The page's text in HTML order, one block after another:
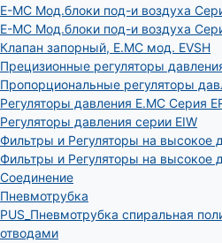
E-MC Мод.блоки под-и воздуха
E-MC Мод.блоки под-и воздуха
Клапан запорный, E.MC мод. EVSH
Прецизионные регуляторы
Пропорциональные регуляторы
Регуляторы давления E.MC Серия
Регуляторы давления серии EIW
Фильтры и Регуляторы на высокое
Фильтры и Регуляторы на высокое
Соединение
Пневмотрубка
PUS_Пневмотрубка спиральная
отводами